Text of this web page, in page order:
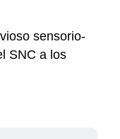
sensorio-
SNC a los